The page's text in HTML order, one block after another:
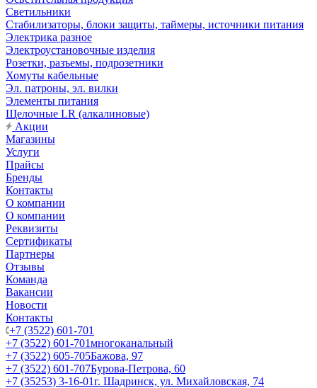
Светильники
Стабилизаторы, блоки защиты, таймеры, источники питания
Электрика разное
Электроустановочные изделия
Розетки, разъемы, подрозетники
Хомуты кабельные
Эл. патроны, эл. вилки
Элементы питания
Щелочные LR (алкалиновые)
Акции
Магазины
Услуги
Прайсы
Бренды
Контакты
О компании
О компании
Реквизиты
Сертификаты
Партнеры
Отзывы
Команда
Вакансии
Новости
Контакты
+7 (3522) 601-701
+7 (3522) 601-701многоканальный
+7 (3522) 605-705Бажова, 97
+7 (3522) 601-707Бурова-Петрова, 60
+7 (35253) 3-16-01г. Шадринск, ул. Михайловская, 74